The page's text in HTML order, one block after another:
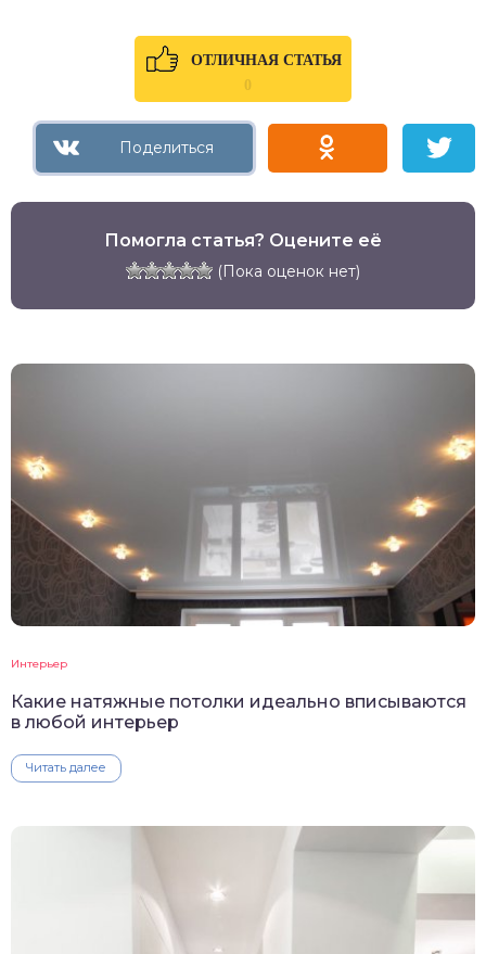
ОТЛИЧНАЯ СТАТЬЯ
0
Помогла статья? Оцените её
(Пока оценок нет)
Интерьер
Какие натяжные потолки идеально вписываются
в любой интерьер
Читать далее